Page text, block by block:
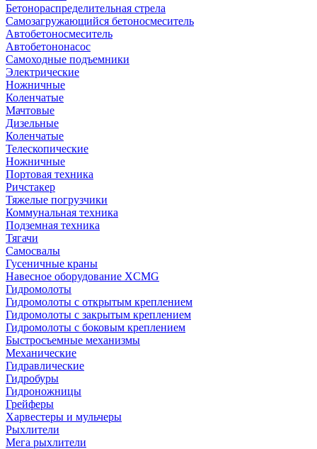
Бетонораспределительная стрела
Самозагружающийся бетоносмеситель
Автобетоносмеситель
Автобетононасос
Самоходные подъемники
Электрические
Ножничные
Коленчатые
Мачтовые
Дизельные
Коленчатые
Телескопические
Ножничные
Портовая техника
Ричстакер
Тяжелые погрузчики
Коммунальная техника
Подземная техника
Тягачи
Самосвалы
Гусеничные краны
Навесное оборудование XCMG
Гидромолоты
Гидромолоты с открытым креплением
Гидромолоты с закрытым креплением
Гидромолоты с боковым креплением
Быстросъемные механизмы
Механические
Гидравлические
Гидробуры
Гидроножницы
Грейферы
Харвестеры и мульчеры
Рыхлители
Мега рыхлители